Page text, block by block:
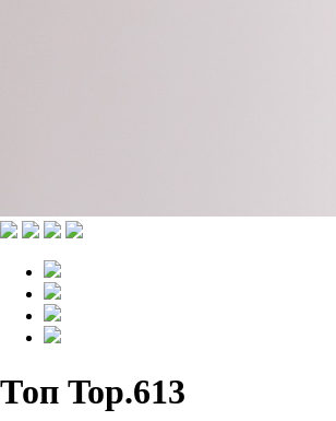
Топ Top.613